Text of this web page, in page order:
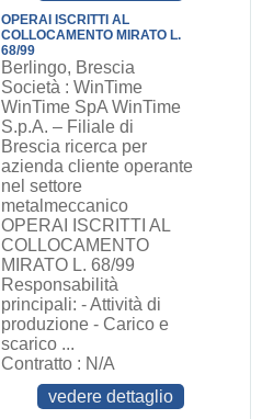
OPERAI ISCRITTI AL
COLLOCAMENTO MIRATO L.
68/99
Berlingo, Brescia
Società : WinTime
WinTime SpA WinTime
S.p.A. – Filiale di
Brescia ricerca per
azienda cliente operante
nel settore
metalmeccanico
OPERAI ISCRITTI AL
COLLOCAMENTO
MIRATO L. 68/99
Responsabilità
principali: - Attività di
produzione - Carico e
scarico ...
Contratto : N/A
vedere dettaglio